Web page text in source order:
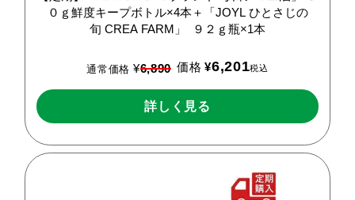
０ｇ鮮度キープボトル×4本＋「JOYL ひとさじの
旬 CREA FARM」 ９２ｇ瓶×1本
通常価格 ¥6,890 価格 ¥6,201税込
詳しく見る